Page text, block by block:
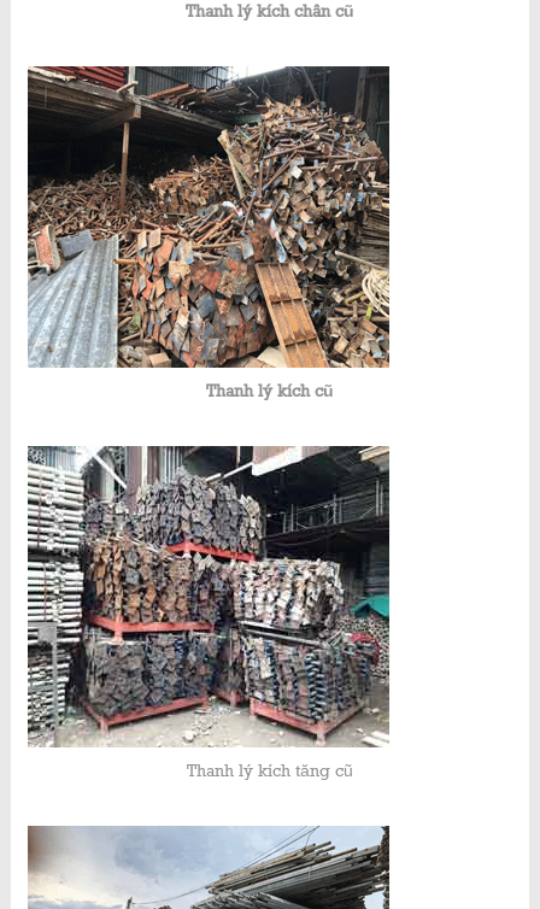
Thanh lý kích chân cũ
Thanh lý kích cũ
Thanh lý kích tăng cũ